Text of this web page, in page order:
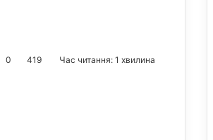
0 419 Час читання: 1 хвилина